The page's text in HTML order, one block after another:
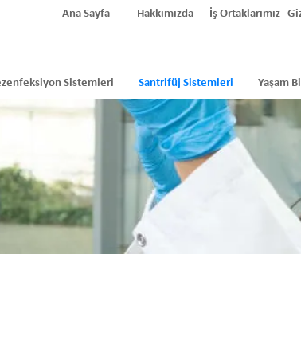
Sistemleri Santrifüj Sistemleri Yaşam
Ana Sayfa Hakkımızda İş Ortaklarımız